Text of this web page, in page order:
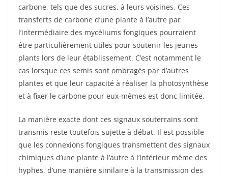
carbone, tels que des sucres, à leurs voisines. Ces
transferts de carbone d’une plante à l’autre par
l’intermédiaire des mycéliums fongiques pourraient
être particulièrement utiles pour soutenir les jeunes
plants lors de leur établissement. C’est notamment le
cas lorsque ces semis sont ombragés par d’autres
plantes et que leur capacité à réaliser la photosynthèse
et à fixer le carbone pour eux-mêmes est donc limitée.
La manière exacte dont ces signaux souterrains sont
transmis reste toutefois sujette à débat. Il est possible
que les connexions fongiques transmettent des signaux
chimiques d’une plante à l’autre à l’intérieur même des
hyphes, d’une manière similaire à la transmission des